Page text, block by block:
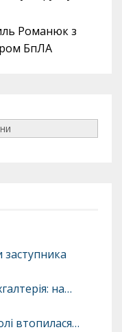
Романюк з
БпЛА
на…
втопилася…